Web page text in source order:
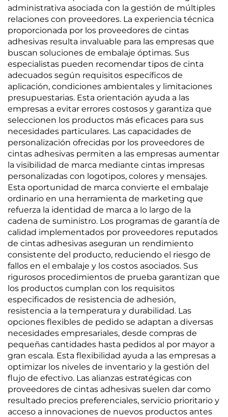
administrativa asociada con la gestión de múltiples
relaciones con proveedores. La experiencia técnica
proporcionada por los proveedores de cintas
adhesivas resulta invaluable para las empresas que
buscan soluciones de embalaje óptimas. Sus
especialistas pueden recomendar tipos de cinta
adecuados según requisitos específicos de
aplicación, condiciones ambientales y limitaciones
presupuestarias. Esta orientación ayuda a las
empresas a evitar errores costosos y garantiza que
seleccionen los productos más eficaces para sus
necesidades particulares. Las capacidades de
personalización ofrecidas por los proveedores de
cintas adhesivas permiten a las empresas aumentar
la visibilidad de marca mediante cintas impresas
personalizadas con logotipos, colores y mensajes.
Esta oportunidad de marca convierte el embalaje
ordinario en una herramienta de marketing que
refuerza la identidad de marca a lo largo de la
cadena de suministro. Los programas de garantía de
calidad implementados por proveedores reputados
de cintas adhesivas aseguran un rendimiento
consistente del producto, reduciendo el riesgo de
fallos en el embalaje y los costos asociados. Sus
rigurosos procedimientos de prueba garantizan que
los productos cumplan con los requisitos
especificados de resistencia de adhesión,
resistencia a la temperatura y durabilidad. Las
opciones flexibles de pedido se adaptan a diversas
necesidades empresariales, desde compras de
pequeñas cantidades hasta pedidos al por mayor a
gran escala. Esta flexibilidad ayuda a las empresas a
optimizar los niveles de inventario y la gestión del
flujo de efectivo. Las alianzas estratégicas con
proveedores de cintas adhesivas suelen dar como
resultado precios preferenciales, servicio prioritario y
acceso a innovaciones de nuevos productos antes